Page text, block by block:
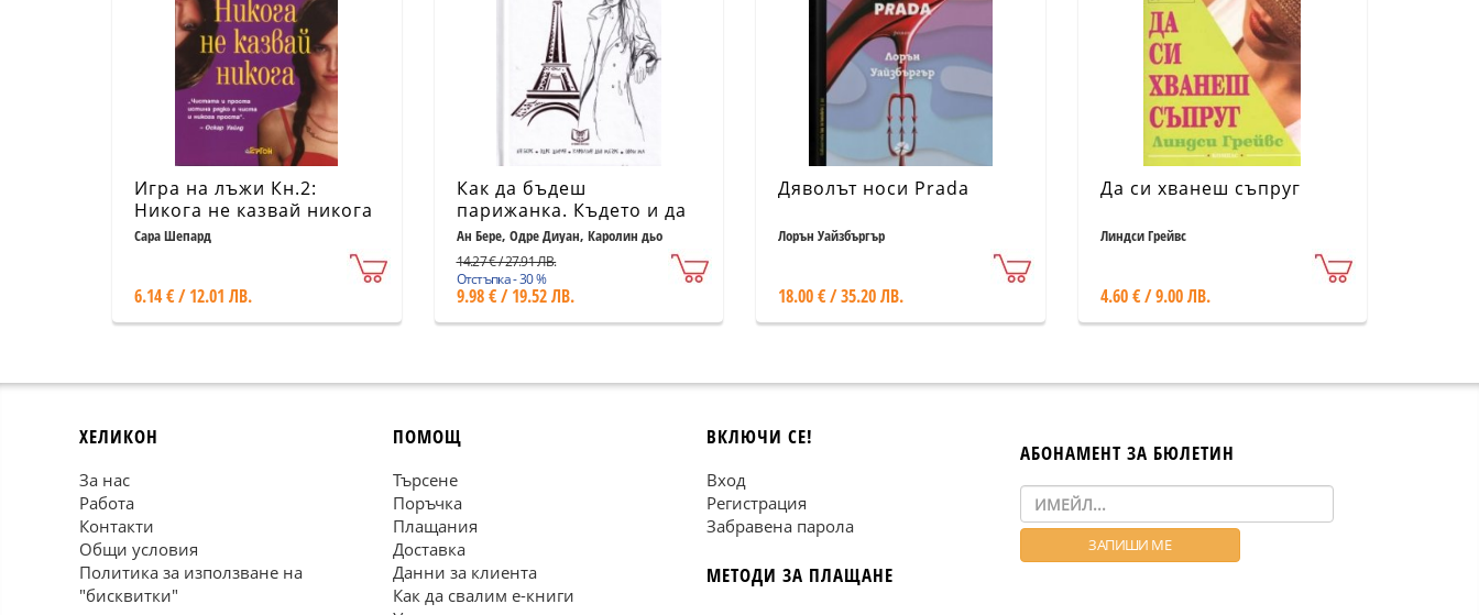
Игра на лъжи Кн.2:
Никога не казвай никога
Сара Шепард
6.14 € / 12.01 ЛВ.
Как да бъдеш
парижанка. Където и да
се намираш (твърда
корица)
Ан Бере, Одре Диуан, Каролин дьо
14.27 € / 27.91 ЛВ.
Отстъпка - 30 %
9.98 € / 19.52 ЛВ.
Дяволът носи Prada
Лорън Уайзбъргър
18.00 € / 35.20 ЛВ.
Да си хванеш съпруг
Линдси Грейвс
4.60 € / 9.00 ЛВ.
ХЕЛИКОН
За нас
Работа
Контакти
Общи условия
Политика за използване на
"бисквитки"
ПОМОЩ
Търсене
Поръчка
Плащания
Доставка
Данни за клиента
Как да свалим е-книги
ВКЛЮЧИ СЕ!
Вход
Регистрация
Забравена парола
МЕТОДИ ЗА ПЛАЩАНЕ
АБОНАМЕНТ ЗА БЮЛЕТИН